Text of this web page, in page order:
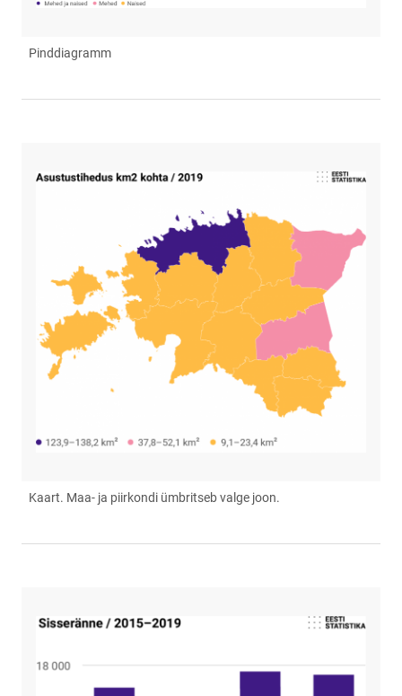
Pinddiagramm
Kaart. Maa- ja piirkondi ümbritseb valge joon.